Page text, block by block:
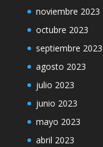
noviembre 2023
octubre 2023
septiembre 2023
agosto 2023
julio 2023
junio 2023
mayo 2023
abril 2023